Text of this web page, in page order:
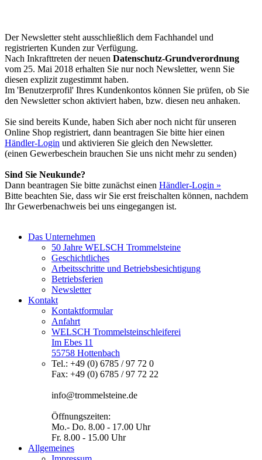
Der Newsletter steht ausschließlich dem Fachhandel und
registrierten Kunden zur Verfügung.
Nach Inkrafttreten der neuen Datenschutz-Grundverordnung
vom 25. Mai 2018 erhalten Sie nur noch Newsletter, wenn Sie
diesen explizit zugestimmt haben.
Im 'Benutzerprofil' Ihres Kundenkontos können Sie prüfen, ob Sie
den Newsletter schon aktiviert haben, bzw. diesen neu anhaken.
Sie sind bereits Kunde, haben Sich aber noch nicht für unseren
Online Shop registriert, dann beantragen Sie bitte hier einen
Händler-Login und aktivieren Sie gleich den Newsletter.
(einen Gewerbeschein brauchen Sie uns nicht mehr zu senden)
Sind Sie Neukunde?
Dann beantragen Sie bitte zunächst einen Händler-Login »
Bitte beachten Sie, dass wir Sie erst freischalten können, nachdem
Ihr Gewerbenachweis bei uns eingegangen ist.
Das Unternehmen
50 Jahre WELSCH Trommelsteine
Geschichtliches
Arbeitsschritte und Betriebsbesichtigung
Betriebsferien
Newsletter
Kontakt
Kontaktformular
Anfahrt
WELSCH Trommelsteinschleiferei
Im Ebes 11
55758 Hottenbach
Tel.: +49 (0) 6785 / 97 72 0
Fax: +49 (0) 6785 / 97 72 22
info@trommelsteine.de
Öffnungszeiten:
Mo.- Do. 8.00 - 17.00 Uhr
Fr. 8.00 - 15.00 Uhr
Allgemeines